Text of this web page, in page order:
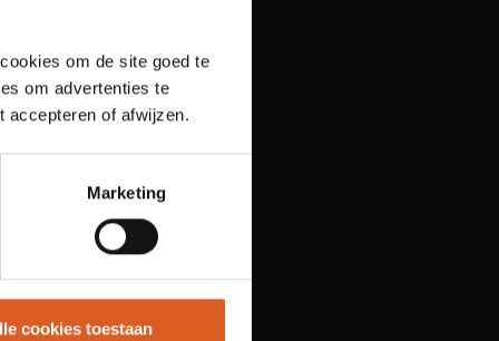
om de site goed te
om advertenties te
accepteren of afwijzen.
Marketing
cookies toestaan